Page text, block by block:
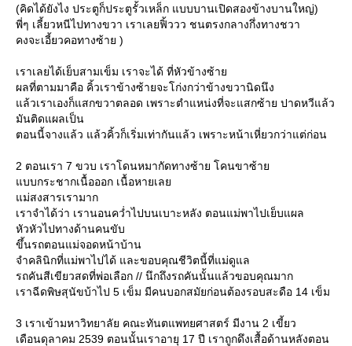
(คิดได้ยังไง ประตูก็ประตูรั้วเหล็ก แบบบานเปิดสองข้างบานใหญ่)
พี่ๆ เลี้ยวหนีไปทางขวา เราเลยฟิ้ววว ชนตรงกลางกึ่งทางชวา
คงจะเอี้ยวคอทางซ้าย )
เราเลยได้เย็บสามเข็ม เราจะได้ ที่หัวข้างซ้า
ผลที่ตามมาคือ คิ้วเราข้างซ้ายจะโก่งกว่าข้างขวานิดนึง
ล้วเราเองก็แสกขวาตลอด เพราะตำแหน่งที่จะแสกซ้าย ปาดหวีแล้ว
มันติดแผลเป็น
ตอนนี้จางแล้ว แล้วคิ้วก็เริ่มเท่ากันแล้ว เพราะหน้าเหี่ยวกว่าแต่ก่อน
2 ตอนเรา 7 ขวบ เราโดนหมากัดทางซ้าย โคนขาซ้า
บบกระชากเนื้อออก เนื้อหายเล
ม่สงสารเรามาก
เราจำได้ว่า เรานอนคว่ำไปบนเบาะหลัง ตอนแม่พาไปเย็บแผล
หัวหัวไปทางด้านคนขับ
ขึ้นรถตอนแม่จอดหน้าบ้าน
จำคลินิกที่แม่พาไปได้ และขอบคุณชีวิตนี้ที่แม่ดูแล
รถคันสีเขียวสดที่พ่อเลือก // นึกถึงรถคันนั้นแล้วขอบคุณมาก
เราฉีดพิษสุนัขบ้าไป 5 เข็ม มีคนบอกสมัยก่อนต้องรอบสะดือ 14 เข็ม
3 เราเข้ามหาวิทยาลัย คณะทันตแพทยศาสตร์ มีงาน 2 เขี้ยว
เดือนดุลาคม 2539 ตอนนั้นเราอายุ 17 ปี เราถูกดึงเสื้อด้านหลังตอน